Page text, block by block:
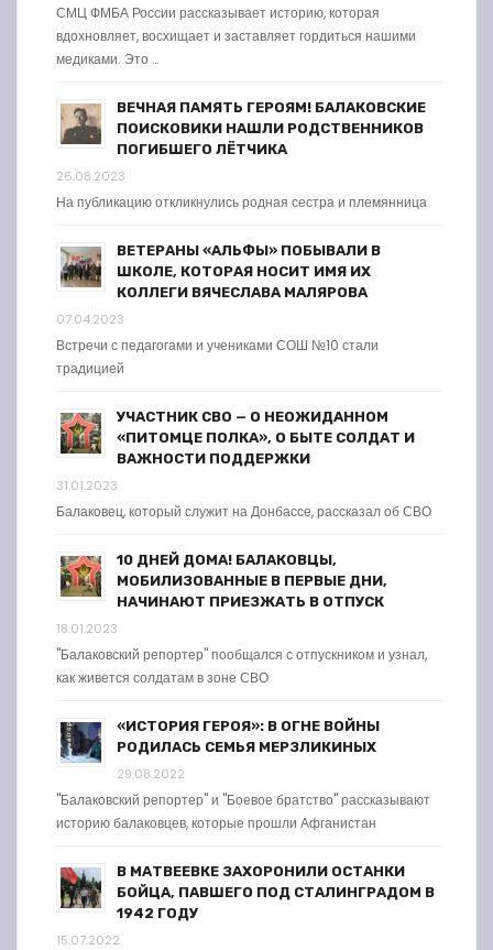
СМЦ ФМБА России рассказывает историю, которая
вдохновляет, восхищает и заставляет гордиться нашими
медиками. Это …
ВЕЧНАЯ ПАМЯТЬ ГЕРОЯМ! БАЛАКОВСКИЕ
ПОИСКОВИКИ НАШЛИ РОДСТВЕННИКОВ
ПОГИБШЕГО ЛЁТЧИКА
26.08.2023
На публикацию откликнулись родная сестра и племянница
ВЕТЕРАНЫ «АЛЬФЫ» ПОБЫВАЛИ В
ШКОЛЕ, КОТОРАЯ НОСИТ ИМЯ ИХ
КОЛЛЕГИ ВЯЧЕСЛАВА МАЛЯРОВА
07.04.2023
Встречи с педагогами и учениками СОШ №10 стали
традицией
УЧАСТНИК СВО — О НЕОЖИДАННОМ
«ПИТОМЦЕ ПОЛКА», О БЫТЕ СОЛДАТ И
ВАЖНОСТИ ПОДДЕРЖКИ
31.01.2023
Балаковец, который служит на Донбассе, рассказал об СВО
10 ДНЕЙ ДОМА! БАЛАКОВЦЫ,
МОБИЛИЗОВАННЫЕ В ПЕРВЫЕ ДНИ,
НАЧИНАЮТ ПРИЕЗЖАТЬ В ОТПУСК
18.01.2023
"Балаковский репортер" пообщался с отпускником и узнал,
как живется солдатам в зоне СВО
«ИСТОРИЯ ГЕРОЯ»: В ОГНЕ ВОЙНЫ
РОДИЛАСЬ СЕМЬЯ МЕРЗЛИКИНЫХ
29.08.2022
"Балаковский репортер" и "Боевое братство" рассказывают
историю балаковцев, которые прошли Афганистан
В МАТВЕЕВКЕ ЗАХОРОНИЛИ ОСТАНКИ
БОЙЦА, ПАВШЕГО ПОД СТАЛИНГРАДОМ В
1942 ГОДУ
15.07.2022